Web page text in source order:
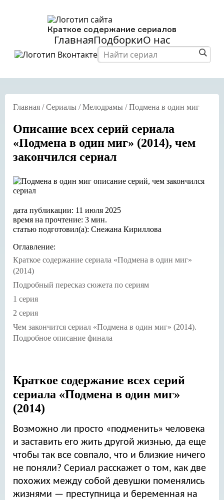
Краткое содержание сериалов
ГлавнаяПодборкиО нас
Главная /Сериалы /Мелодрамы /Подмена в один миг
Описание всех серий сериала
«Подмена в один миг» (2014), чем
закончился сериал
дата публикации: 11 июля 2025
время на прочтение: 3 мин.
статью подготовил(а): Снежана Кириллова
Оглавление:
Краткое содержание сериала «Подмена в один миг»
(2014)
Подробный пересказ сюжета по сериям
1 серия
2 серия
Чем закончится сериал «Подмена в один миг» (2014).
Подробное описание финала
Краткое содержание всех серий
сериала «Подмена в один миг»
(2014)
Возможно ли просто «подменить» человека
и заставить его жить другой жизнью, да еще
чтобы так все совпало, что и близкие ничего
не поняли? Сериал расскажет о том, как две
похожих между собой девушки поменялись
жизнями — преступница и беременная на